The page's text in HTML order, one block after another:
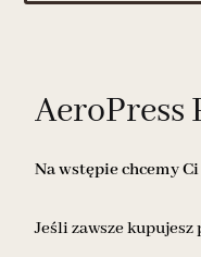
AeroPress
Na wstępie chcemy
Jeśli zawsze